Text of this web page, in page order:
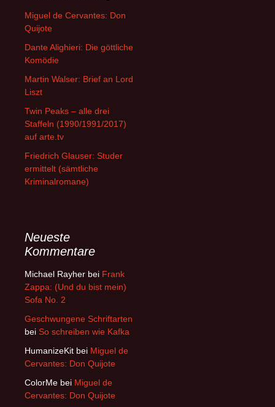
Miguel de Cervantes: Don
Quijote
Dante Alighieri: Die göttliche
Komödie
Martin Walser: Brief an Lord
Liszt
Twin Peaks – alle drei
Staffeln (1990/1991/2017)
auf arte.tv
Friedrich Glauser: Studer
ermittelt (sämtliche
Kriminalromane)
Neueste
Kommentare
Michael Rayher bei Frank
Zappa: (Und du bist mein)
Sofa No. 2
Geschwungene Schriftarten
bei So schreiben wie Kafka
HumanizeKit bei Miguel de
Cervantes: Don Quijote
ColorMe bei Miguel de
Cervantes: Don Quijote